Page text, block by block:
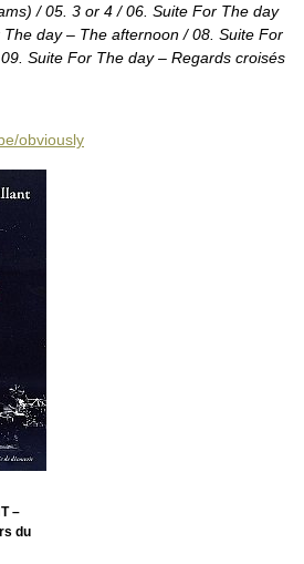
/ 05. 3 or 4 / 06. Suite For The day
day – The afternoon / 08. Suite For
Suite For The day – Regards croisés
obviously
–
du